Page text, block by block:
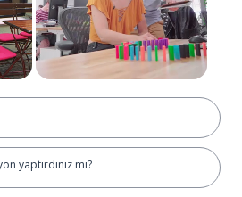
yaptırdınız mı?